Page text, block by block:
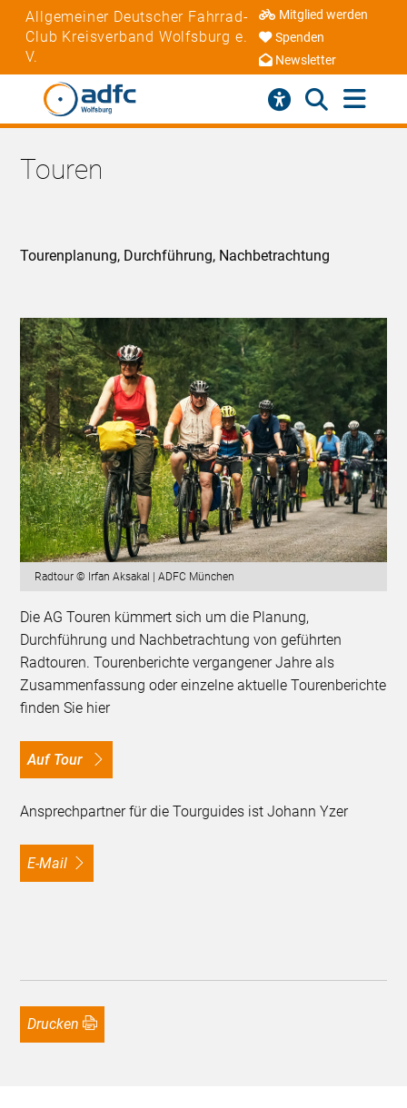
Allgemeiner Deutscher Fahrrad-
Club Kreisverband Wolfsburg e.
V.
Mitglied werden
Spenden
Newsletter
Touren
Tourenplanung, Durchführung, Nachbetrachtung
Radtour © Irfan Aksakal | ADFC München
Die AG Touren kümmert sich um die Planung,
Durchführung und Nachbetrachtung von geführten
Radtouren. Tourenberichte vergangener Jahre als
Zusammenfassung oder einzelne aktuelle Tourenberichte
finden Sie hier
Auf Tour
Ansprechpartner für die Tourguides ist Johann Yzer
E-Mail
Drucken